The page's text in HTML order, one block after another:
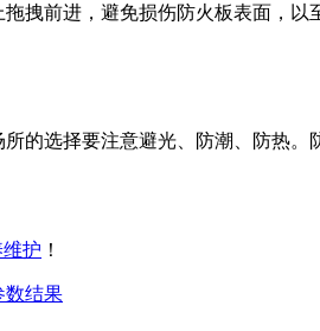
进，避免损伤防火板表面，以
所的选择要注意避光、防潮、
护 ！
数结果